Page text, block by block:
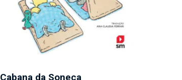
Cabana da Soneca